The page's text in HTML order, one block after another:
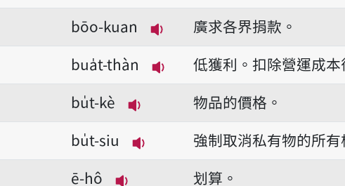
播放音讀bô-puânn
bōo-kuan
播放音讀bōo-kuan
廣求各界捐款。
bua̍t-thàn
播放音讀bua̍t-thàn
低獲利。扣除營運成本
bu̍t-kè
播放音讀bu̍t-kè
物品的價格。
bu̍t-siu
播放音讀bu̍t-siu
強制取消私有物的所有
ē-hô
划算。